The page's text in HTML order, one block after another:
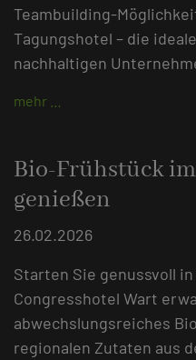
Teambuilding-
Tagungshotel – die
nachhaltigen
mehr …
Bio-Frühstück
genießen
26.02.2026
Starten Sie genussvoll in
Congresshotel Wart
abwechslungsreiches
regionalen Zutaten aus